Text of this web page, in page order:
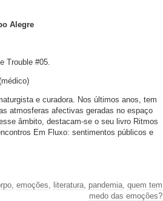
Alegre
Trouble #05.
e curadora. Nos últimos anos, tem
atmosferas afectivas geradas no espaço
âmbito, destacam-se o seu livro Ritmos
Em Fluxo: sentimentos públicos e
, emoções, literatura, pandemia, quem tem
medo das emoções?